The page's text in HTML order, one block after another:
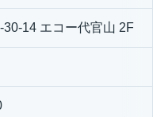
14 エコー代官山 2F